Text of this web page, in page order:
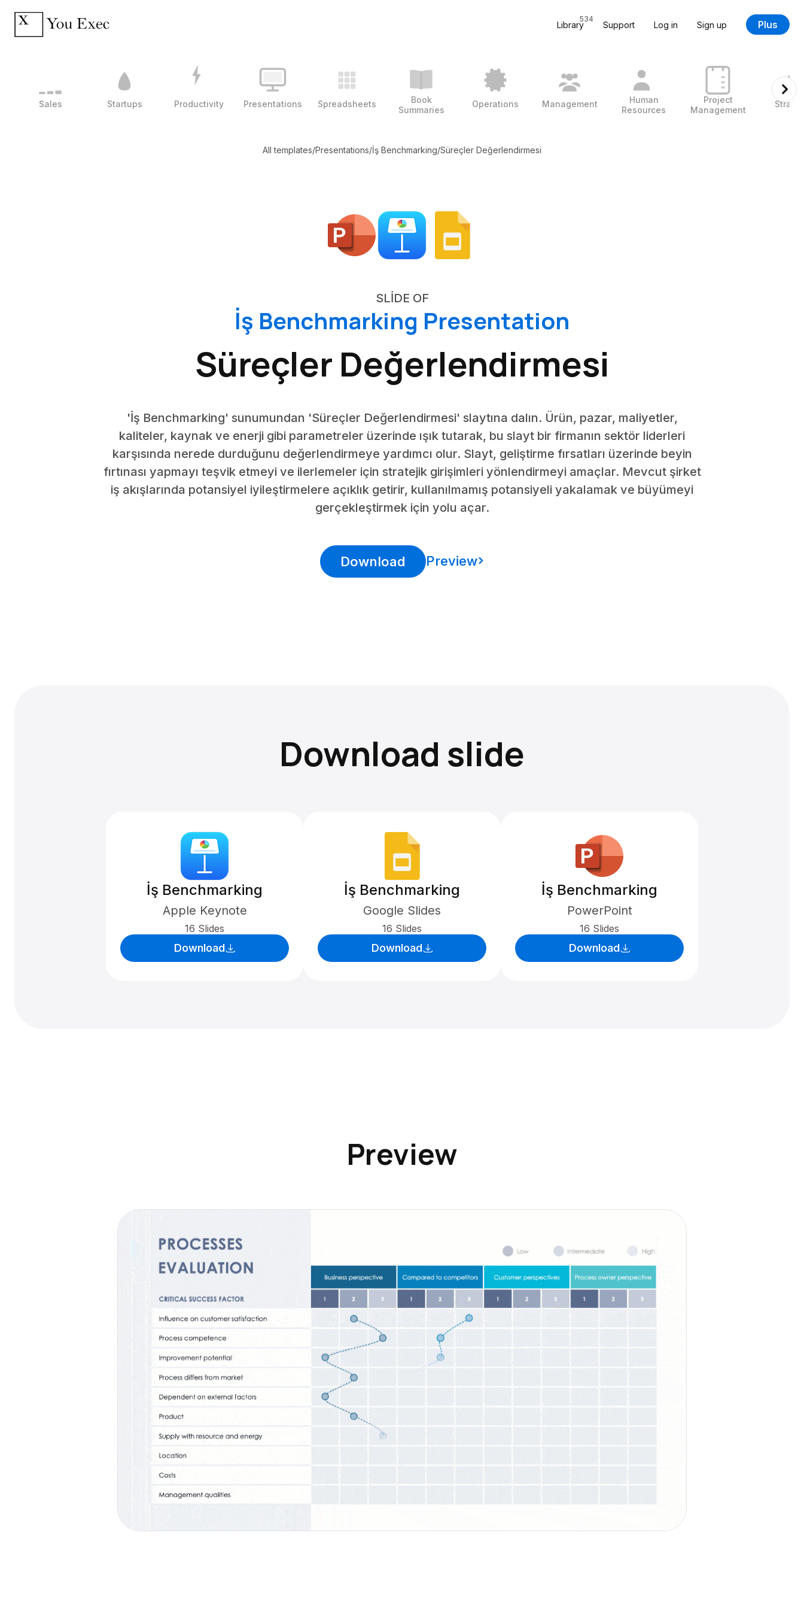
Library
534
Support Log in Sign up Plus
Sales Startups Productivity Presentations Spreadsheets
Book
Summaries
Operations Management
Human
Resources
Project
Management
All templates/Presentations/İş Benchmarking/Süreçler Değerlendirmesi
SLIDE OF
İş Benchmarking Presentation
Süreçler Değerlendirmesi
'İş Benchmarking' sunumundan 'Süreçler Değerlendirmesi' slaytına dalın. Ürün, pazar, maliyetler,
kaliteler, kaynak ve enerji gibi parametreler üzerinde ışık tutarak, bu slayt bir firmanın sektör liderleri
karşısında nerede durduğunu değerlendirmeye yardımcı olur. Slayt, geliştirme fırsatları üzerinde beyin
fırtınası yapmayı teşvik etmeyi ve ilerlemeler için stratejik girişimleri yönlendirmeyi amaçlar. Mevcut şirket
iş akışlarında potansiyel iyileştirmelere açıklık getirir, kullanılmamış potansiyeli yakalamak ve büyümeyi
gerçekleştirmek için yolu açar.
Download Preview
Download slide
İş Benchmarking
Apple Keynote
16 Slides
Download
İş Benchmarking
Google Slides
16 Slides
Download
İş Benchmarking
PowerPoint
16 Slides
Download
Preview